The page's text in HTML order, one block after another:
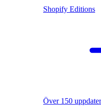
Shopify Editions
Över 150